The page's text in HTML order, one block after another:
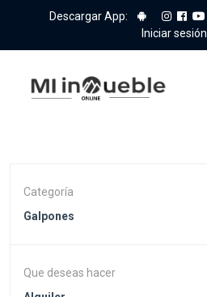
Descargar App:
Iniciar sesión
Categoría
Galpones
Que deseas hacer